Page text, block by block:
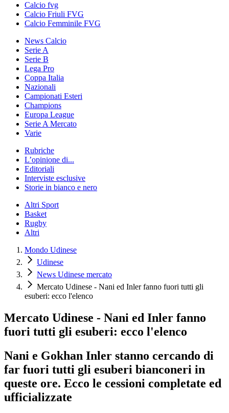
Calcio fvg
Calcio Friuli FVG
Calcio Femminile FVG
News Calcio
Serie A
Serie B
Lega Pro
Coppa Italia
Nazionali
Campionati Esteri
Champions
Europa League
Serie A Mercato
Varie
Rubriche
L’opinione di...
Editoriali
Interviste esclusive
Storie in bianco e nero
Altri Sport
Basket
Rugby
Altri
Mondo Udinese
Udinese
News Udinese mercato
Mercato Udinese - Nani ed Inler fanno fuori tutti gli
esuberi: ecco l'elenco
Mercato Udinese - Nani ed Inler fanno
fuori tutti gli esuberi: ecco l'elenco
Nani e Gokhan Inler stanno cercando di
far fuori tutti gli esuberi bianconeri in
queste ore. Ecco le cessioni completate ed
ufficializzate